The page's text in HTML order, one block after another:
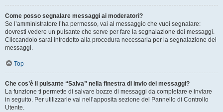
Come posso segnalare messaggi ai moderatori?
Se l’amministratore l’ha permesso, vai al messaggio che vuoi segnalare:
dovresti vedere un pulsante che serve per fare la segnalazione dei messaggi.
Cliccandolo sarai introdotto alla procedura necessaria per la segnalazione dei
messaggi.
Top
Che cos’è il pulsante “Salva” nella finestra di invio dei messaggi?
La funzione ti permette di salvare bozze di messaggi da completare e inviare
in seguito. Per utilizzarle vai nell’apposita sezione del Pannello di Controllo
Utente.